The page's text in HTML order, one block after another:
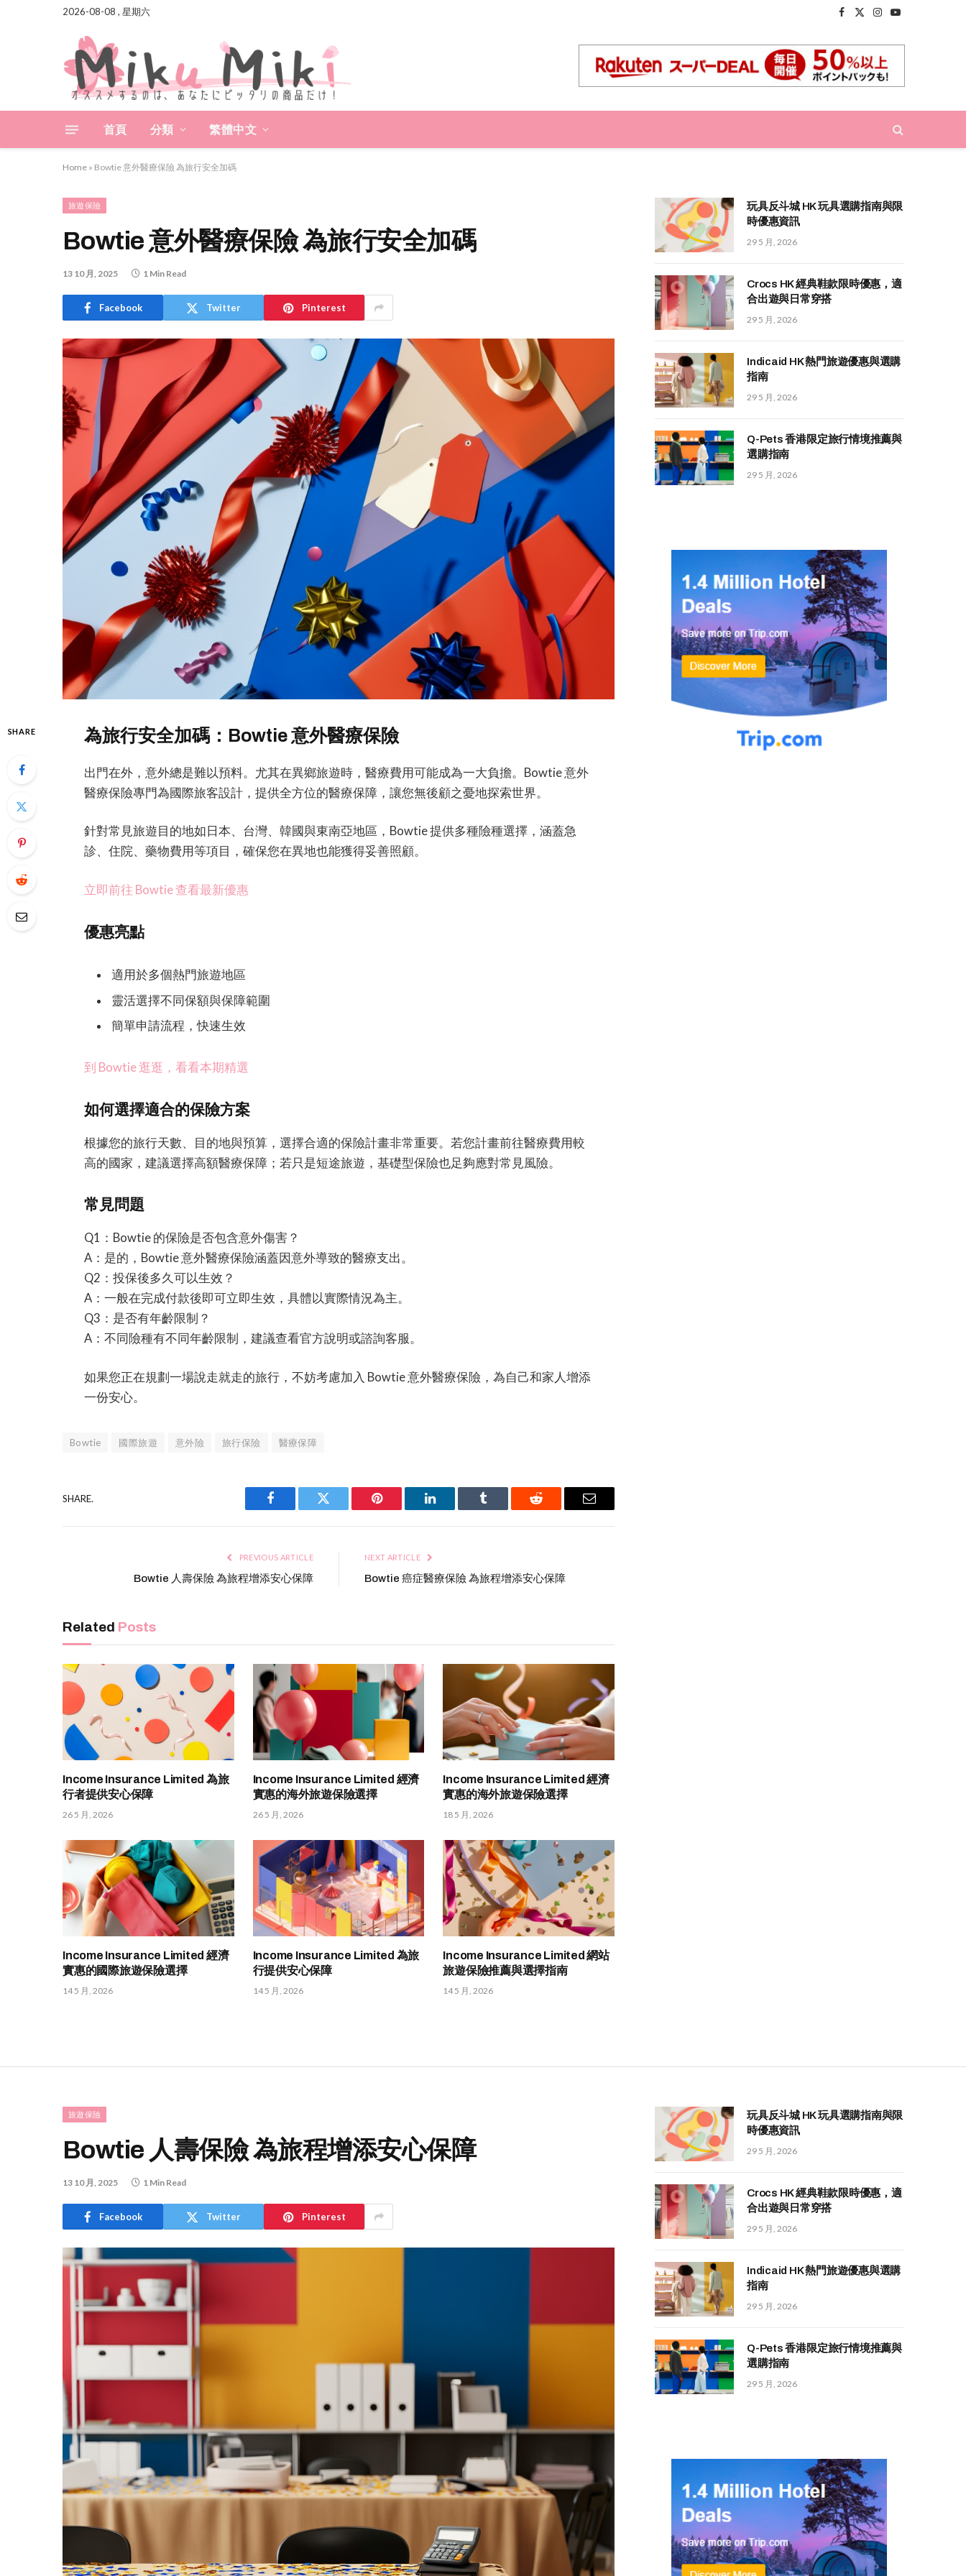
2026-08-08 , 星期六
Facebook
X
Instagram
YouTube
首頁 分類 繁體中文
Home » Bowtie 意外醫療保險 為旅行安全加碼
旅遊保險
Bowtie 意外醫療保險 為旅行安全加碼
13 10 月, 2025 1 Min Read
Facebook Twitter Pinterest
SHARE 為旅行安全加碼：Bowtie 意外醫療保險
出門在外，意外總是難以預料。尤其在異鄉旅遊時，醫療費用可能成為一大負擔。Bowtie 意外
醫療保險專門為國際旅客設計，提供全方位的醫療保障，讓您無後顧之憂地探索世界。
針對常見旅遊目的地如日本、台灣、韓國與東南亞地區，Bowtie 提供多種險種選擇，涵蓋急
診、住院、藥物費用等項目，確保您在異地也能獲得妥善照顧。
立即前往 Bowtie 查看最新優惠
優惠亮點
適用於多個熱門旅遊地區
靈活選擇不同保額與保障範圍
簡單申請流程，快速生效
到 Bowtie 逛逛，看看本期精選
如何選擇適合的保險方案
根據您的旅行天數、目的地與預算，選擇合適的保險計畫非常重要。若您計畫前往醫療費用較
高的國家，建議選擇高額醫療保障；若只是短途旅遊，基礎型保險也足夠應對常見風險。
常見問題
Q1：Bowtie 的保險是否包含意外傷害？
A：是的，Bowtie 意外醫療保險涵蓋因意外導致的醫療支出。
Q2：投保後多久可以生效？
A：一般在完成付款後即可立即生效，具體以實際情況為主。
Q3：是否有年齡限制？
A：不同險種有不同年齡限制，建議查看官方說明或諮詢客服。
如果您正在規劃一場說走就走的旅行，不妨考慮加入 Bowtie 意外醫療保險，為自己和家人增添
一份安心。
Bowtie 國際旅遊 意外險 旅行保險 醫療保障
SHARE.
Facebook Twitter Pinterest LinkedIn Tumblr Reddit Email
PREVIOUS ARTICLE
Bowtie 人壽保險 為旅程增添安心保障
NEXT ARTICLE
Bowtie 癌症醫療保險 為旅程增添安心保障
Related Posts
Income Insurance Limited 為旅
行者提供安心保障
26 5 月, 2026
Income Insurance Limited 經濟
實惠的海外旅遊保險選擇
26 5 月, 2026
Income Insurance Limited 經濟
實惠的海外旅遊保險選擇
18 5 月, 2026
Income Insurance Limited 經濟
實惠的國際旅遊保險選擇
14 5 月, 2026
Income Insurance Limited 為旅
行提供安心保障
14 5 月, 2026
Income Insurance Limited 網站
旅遊保險推薦與選擇指南
14 5 月, 2026
玩具反斗城 HK 玩具選購指南與限
時優惠資訊
29 5 月, 2026
Crocs HK 經典鞋款限時優惠，適
合出遊與日常穿搭
29 5 月, 2026
Indicaid HK 熱門旅遊優惠與選購
指南
29 5 月, 2026
Q-Pets 香港限定旅行情境推薦與
選購指南
29 5 月, 2026
旅遊保險
Bowtie 人壽保險 為旅程增添安心保障
13 10 月, 2025 1 Min Read
Facebook Twitter Pinterest
玩具反斗城 HK 玩具選購指南與限
時優惠資訊
29 5 月, 2026
Crocs HK 經典鞋款限時優惠，適
合出遊與日常穿搭
29 5 月, 2026
Indicaid HK 熱門旅遊優惠與選購
指南
29 5 月, 2026
Q-Pets 香港限定旅行情境推薦與
選購指南
29 5 月, 2026